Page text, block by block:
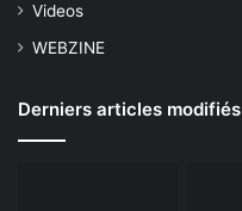
Videos
WEBZINE
Derniers articles modifiés